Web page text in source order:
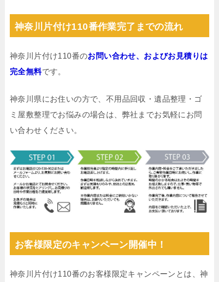
神奈川片付け110番作業完了までの流れ
神奈川片付け110番のお問い合わせ、およびお見積りは
完全無料です。
神奈川県にお住いの方で、不用品回収・遺品整理・ゴ
ミ屋敷整理でお悩みの場合は、弊社までお気軽にお問
い合わせください。
お客様限定のキャンペーン開催中！
神奈川片付け110番のお客様限定キャンペーンとは、神